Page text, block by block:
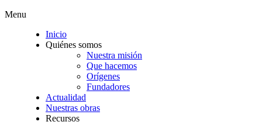
Menu
Inicio
Quiénes somos
Nuestra misión
Que hacemos
Orígenes
Fundadores
Actualidad
Nuestras obras
Recursos